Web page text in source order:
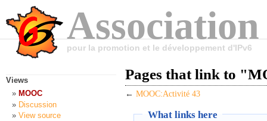
pour la promotion et le développement d'IPv6
Pages that link to
← MOOC:Activité 43
What links here
Views
MOOC
Discussion
View source